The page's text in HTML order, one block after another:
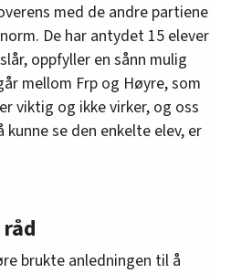
med de andre partiene
De har antydet 15 elever
oppfyller en sånn mulig
mellom Frp og Høyre, som
viktig og ikke virker, og oss
se den enkelte elev, er
brukte anledningen til å